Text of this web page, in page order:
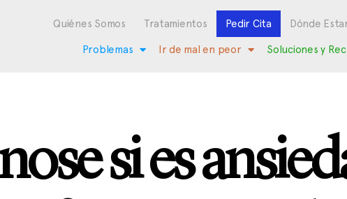
Quiénes Somos Tratamientos Pedir Cita Dónde
Problemas Ir de mal en peor Soluciones y
si es